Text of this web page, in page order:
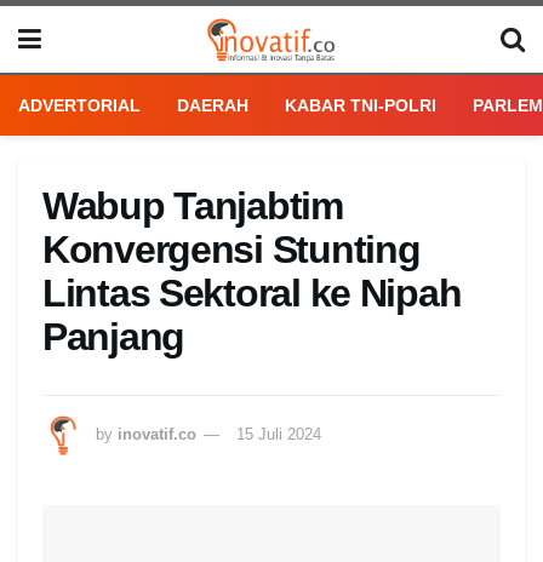
ADVERTORIAL DAERAH KABAR TNI-POLRI
Wabup Tanjabtim
Konvergensi Stunting
Lintas Sektoral ke Nipah
Panjang
by inovatif.co 15 Juli 2024